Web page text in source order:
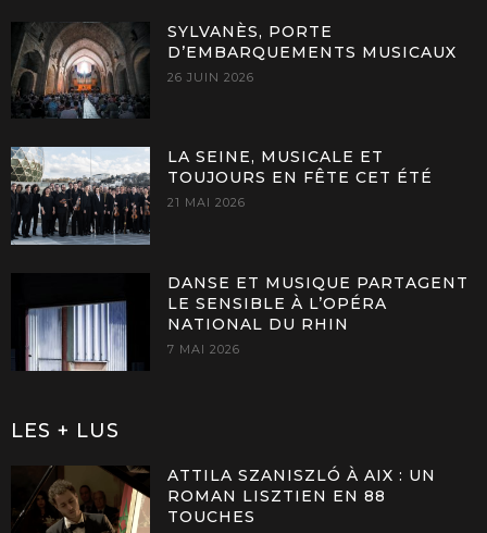
SYLVANÈS, PORTE
D’EMBARQUEMENTS MUSICAUX
26 JUIN 2026
LA SEINE, MUSICALE ET
TOUJOURS EN FÊTE CET ÉTÉ
21 MAI 2026
DANSE ET MUSIQUE PARTAGENT
LE SENSIBLE À L’OPÉRA
NATIONAL DU RHIN
7 MAI 2026
LES + LUS
ATTILA SZANISZLÓ À AIX : UN
ROMAN LISZTIEN EN 88
TOUCHES